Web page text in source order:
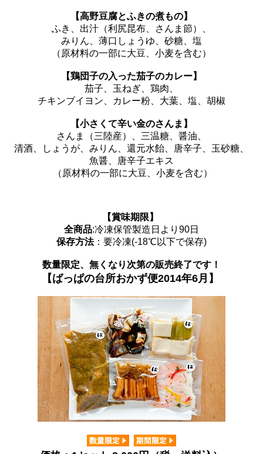
【高野豆腐とふきの煮もの】
ふき、出汁（利尻昆布、さんま節）、
みりん、薄口しょうゆ、砂糖、塩
（原材料の一部に大豆、小麦を含む）
【鶏団子の入った茄子のカレー】
茄子、玉ねぎ、鶏肉、
チキンブイヨン、カレー粉、大葉、塩、胡椒
【小さくて辛い金のさんま】
さんま（三陸産）、三温糖、醤油、
清酒、しょうが、みりん、還元水飴、唐辛子、玉砂糖、
魚醤、唐辛子エキス
（原材料の一部に大豆、小麦を含む）
【賞味期限】
全商品:冷凍保管製造日より90日
保存方法：要冷凍(-18℃以下で保存)
数量限定、無くなり次第の販売終了です！
【ばっぱの台所おかず便2014年6月】